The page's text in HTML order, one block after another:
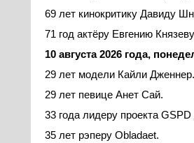
69 лет кинокритику Давиду
71 год актёру Евгению
10 августа 2026 года,
29 лет модели Кайли Дженнер.
29 лет певице Анет Сай.
33 года лидеру проекта
35 лет рэперу Obladaet.